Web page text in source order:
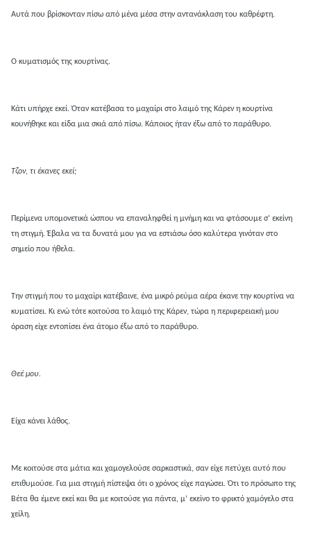
Αυτά που βρίσκονταν πίσω από μένα μέσα στην αντανάκλαση του καθρέφτη.
Ο κυματισμός της κουρτίνας.
Κάτι υπήρχε εκεί. Όταν κατέβασα το μαχαίρι στο λαιμό της Κάρεν η κουρτίνα
κουνήθηκε και είδα μια σκιά από πίσω. Κάποιος ήταν έξω από το παράθυρο.
Τζον, τι έκανες εκεί;
Περίμενα υπομονετικά ώσπου να επαναληφθεί η μνήμη και να φτάσουμε σ’ εκείνη
τη στιγμή. Έβαλα να τα δυνατά μου για να εστιάσω όσο καλύτερα γινόταν στο
σημείο που ήθελα.
Την στιγμή που το μαχαίρι κατέβαινε, ένα μικρό ρεύμα αέρα έκανε την κουρτίνα να
κυματίσει. Κι ενώ τότε κοιτούσα το λαιμό της Κάρεν, τώρα η περιφερειακή μου
όραση είχε εντοπίσει ένα άτομο έξω από το παράθυρο.
Θεέ μου.
Είχα κάνει λάθος.
Με κοιτούσε στα μάτια και χαμογελούσε σαρκαστικά, σαν είχε πετύχει αυτό που
επιθυμούσε. Για μια στιγμή πίστεψα ότι ο χρόνος είχε παγώσει. Ότι το πρόσωπο της
Βέτα θα έμενε εκεί και θα με κοιτούσε για πάντα, μ’ εκείνο το φρικτό χαμόγελο στα
χείλη.